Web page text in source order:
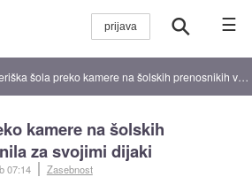
☰
šola preko kamere na šolskih prenosnikih vohunila za svojimi dijaki
kamere na šolskih
za svojimi dijaki
07:14 Zasebnost